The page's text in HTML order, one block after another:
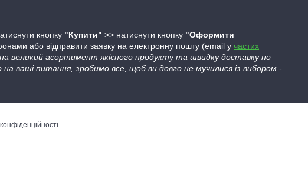
кнопку "Купити" >> натиснути кнопку "Оформити
або відправити заявку на електронну пошту (email у частих
великий асортимент якісного продукту та швидку доставку по
ваші питання, зробимо все, щоб ви довго не мучилися із вибором -